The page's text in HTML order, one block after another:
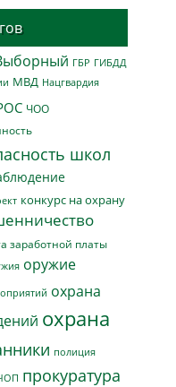
ГБР ГИБДД
МВД Нацгвардия
ЧОО
школ
конкурс на охрану
заработной платы
оружие
охрана
охрана
полиция
прокуратура